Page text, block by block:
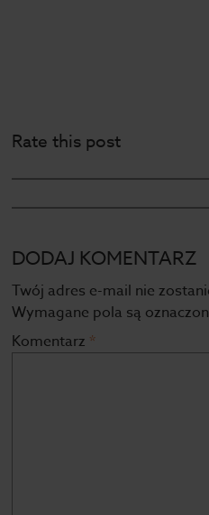
Rate this post
DODAJ KOMENTARZ
Twój adres e-mail nie
Wymagane pola są
Komentarz *